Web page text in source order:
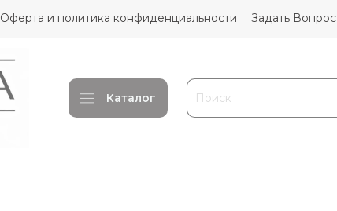
Оферта и политика конфиденциальности Задать Вопрос
Каталог